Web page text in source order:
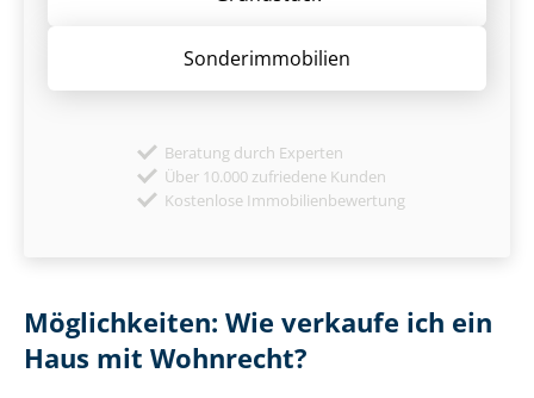
Sonder­immobilien
Beratung durch Experten
Über 10.000 zufriedene Kunden
Kostenlose Immobilienbewertung
Möglichkeiten: Wie verkaufe ich ein
Haus mit Wohnrecht?